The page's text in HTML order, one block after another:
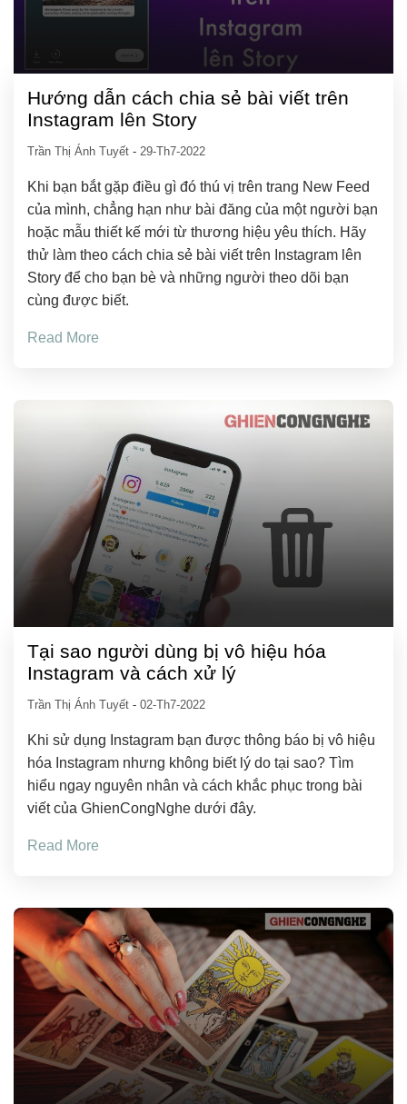
Hướng dẫn cách chia sẻ bài viết trên
Instagram lên Story
Trần Thị Ánh Tuyết - 29-Th7-2022
Khi bạn bắt gặp điều gì đó thú vị trên trang New Feed
của mình, chẳng hạn như bài đăng của một người bạn
hoặc mẫu thiết kế mới từ thương hiệu yêu thích. Hãy
thử làm theo cách chia sẻ bài viết trên Instagram lên
Story để cho bạn bè và những người theo dõi bạn
cùng được biết.
Read More
Tại sao người dùng bị vô hiệu hóa
Instagram và cách xử lý
Trần Thị Ánh Tuyết - 02-Th7-2022
Khi sử dụng Instagram bạn được thông báo bị vô hiệu
hóa Instagram nhưng không biết lý do tại sao? Tìm
hiểu ngay nguyên nhân và cách khắc phục trong bài
viết của GhienCongNghe dưới đây.
Read More